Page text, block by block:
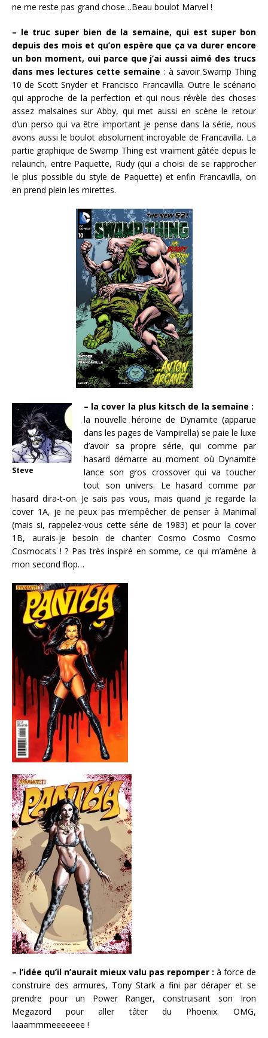
ne me reste pas grand chose…Beau boulot Marvel !
– le truc super bien de la semaine, qui est super bon
depuis des mois et qu’on espère que ça va durer encore
un bon moment, oui parce que j’ai aussi aimé des trucs
dans mes lectures cette semaine : à savoir Swamp Thing
10 de Scott Snyder et Francisco Francavilla. Outre le scénario
qui approche de la perfection et qui nous révèle des choses
assez malsaines sur Abby, qui met aussi en scène le retour
d’un perso qui va être important je pense dans la série, nous
avons aussi le boulot absolument incroyable de Francavilla. La
partie graphique de Swamp Thing est vraiment gâtée depuis le
relaunch, entre Paquette, Rudy (qui a choisi de se rapprocher
le plus possible du style de Paquette) et enfin Francavilla, on
en prend plein les mirettes.
Steve
– la cover la plus kitsch de la semaine :
la nouvelle héroïne de Dynamite (apparue
dans les pages de Vampirella) se paie le luxe
d’avoir sa propre série, qui comme par
hasard démarre au moment où Dynamite
lance son gros crossover qui va toucher
tout son univers. Le hasard comme par
hasard dira-t-on. Je sais pas vous, mais quand je regarde la
cover 1A, je ne peux pas m’empêcher de penser à Manimal
(mais si, rappelez-vous cette série de 1983) et pour la cover
1B, aurais-je besoin de chanter Cosmo Cosmo Cosmo
Cosmocats ! ? Pas très inspiré en somme, ce qui m’amène à
mon second flop…
– l’idée qu’il n’aurait mieux valu pas repomper : à force de
construire des armures, Tony Stark a fini par déraper et se
prendre pour un Power Ranger, construisant son Iron
Megazord pour aller tâter du Phoenix. OMG,
laaammmeeeeeee !